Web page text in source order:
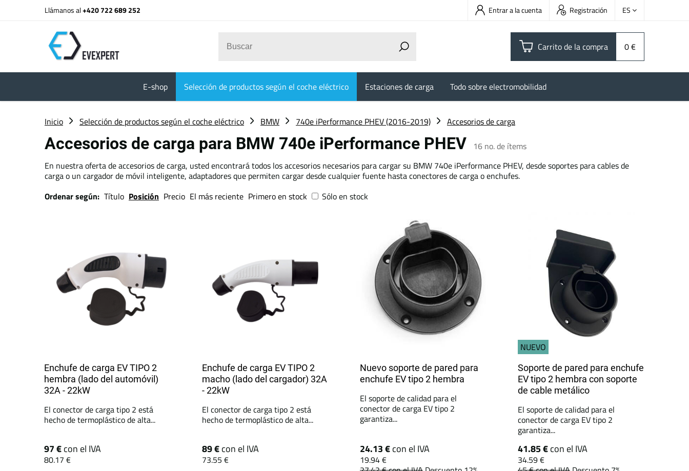
Llámanos al+420 722 689 252 Entrar a la cuenta Registración ES
Carrito de la compra 0 €
E-shop Selección de productos según el coche eléctrico Estaciones de carga Todo sobre electromobilidad
Inicio Selección de productos según el coche eléctrico BMW 740e iPerformance PHEV (2016-2019) Accesorios de carga
Accesorios de carga para BMW 740e iPerformance PHEV 16 no. de ítems
En nuestra oferta de accesorios de carga, usted encontrará todos los accesorios necesarios para cargar su BMW 740e iPerformance PHEV, desde soportes para cables de
carga o un cargador de móvil inteligente, adaptadores que permiten cargar desde cualquier fuente hasta conectores de carga o enchufes.
Ordenar según: Título Posición Precio El más reciente Primero en stock Sólo en stock
Enchufe de carga EV TIPO 2
hembra (lado del automóvil)
32A - 22kW
El conector de carga tipo 2 está
hecho de termoplástico de alta...
97 €con el IVA
80.17 €
Enchufe de carga EV TIPO 2
macho (lado del cargador) 32A
- 22kW
El conector de carga tipo 2 está
hecho de termoplástico de alta...
89 €con el IVA
73.55 €
Nuevo soporte de pared para
enchufe EV tipo 2 hembra
El soporte de calidad para el
conector de carga EV tipo 2
garantiza...
24.13 €con el IVA
19.94 €
NUEVO
Soporte de pared para enchufe
EV tipo 2 hembra con soporte
de cable metálico
El soporte de calidad para el
conector de carga EV tipo 2
garantiza...
41.85 €con el IVA
34.59 €